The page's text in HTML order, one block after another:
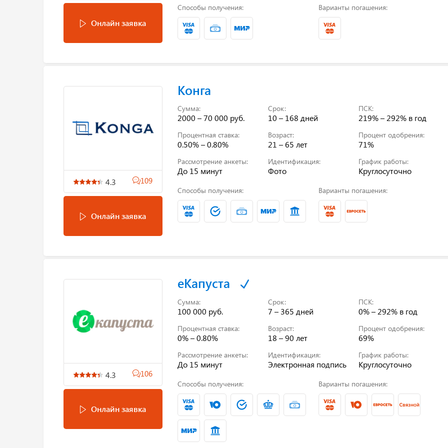
Онлайн заявка
Способы получения: Варианты погашения:
4.3 109
Онлайн заявка
Конга
Сумма:
2000 – 70 000 руб.
Срок:
10 – 168 дней
ПСК:
219% – 292% в год
Процентная ставка:
0.50% – 0.80%
Возраст:
21 – 65 лет
Процент одобрения:
71%
Рассмотрение анкеты:
До 15 минут
Идентификация:
Фото
График работы:
Круглосуточно
Способы получения: Варианты погашения:
4.3 106
Онлайн заявка
еКапуста
Сумма:
100 000 руб.
Срок:
7 – 365 дней
ПСК:
0% – 292% в год
Процентная ставка:
0% – 0.80%
Возраст:
18 – 90 лет
Процент одобрения:
69%
Рассмотрение анкеты:
До 15 минут
Идентификация:
Электронная подпись
График работы:
Круглосуточно
Способы получения: Варианты погашения: